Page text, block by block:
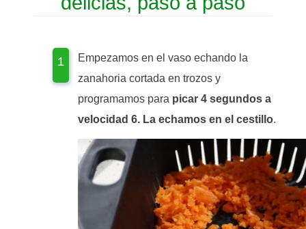
Empezamos en el vaso echando la
zanahoria cortada en trozos y
programamos para picar 4 segundos a
velocidad 6. La echamos en el cestillo.